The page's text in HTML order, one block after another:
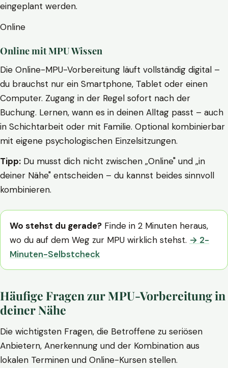
eingeplant werden.
Online
Online mit MPU Wissen
Die Online-MPU-Vorbereitung läuft vollständig digital –
du brauchst nur ein Smartphone, Tablet oder einen
Computer. Zugang in der Regel sofort nach der
Buchung. Lernen, wann es in deinen Alltag passt – auch
in Schichtarbeit oder mit Familie. Optional kombinierbar
mit eigene psychologischen Einzelsitzungen.
Tipp: Du musst dich nicht zwischen „Online" und „in
deiner Nähe" entscheiden – du kannst beides sinnvoll
kombinieren.
Wo stehst du gerade? Finde in 2 Minuten heraus,
wo du auf dem Weg zur MPU wirklich stehst. → 2-
Minuten-Selbstcheck
Häufige Fragen zur MPU-Vorbereitung in
deiner Nähe
Die wichtigsten Fragen, die Betroffene zu seriösen
Anbietern, Anerkennung und der Kombination aus
lokalen Terminen und Online-Kursen stellen.